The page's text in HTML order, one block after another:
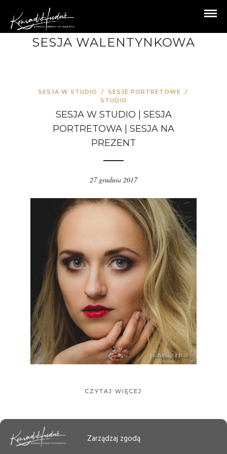
Zarządzaj zgodą
SESJA WALENTYNKOWA
SESJA W STUDIO / SESJE PORTRETOWE /
STUDIO
SESJA W STUDIO | SESJA
PORTRETOWA | SESJA NA
PREZENT
27 grudnia 2017
CZYTAJ WIĘCEJ